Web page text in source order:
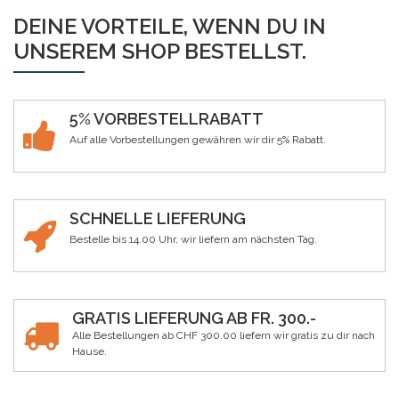
DEINE VORTEILE, WENN DU IN
UNSEREM SHOP BESTELLST.
5% VORBESTELLRABATT
Auf alle Vorbestellungen gewähren wir dir 5% Rabatt.
SCHNELLE LIEFERUNG
Bestelle bis 14.00 Uhr, wir liefern am nächsten Tag.
GRATIS LIEFERUNG AB FR. 300.-
Alle Bestellungen ab CHF 300.00 liefern wir gratis zu dir nach
Hause.